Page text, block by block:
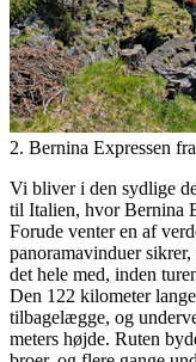
2. Bernina Expressen
Vi bliver i den sydlige
til Italien, hvor Bernina
Forude venter en af
panoramavinduer
det hele med, inden
Den 122 kilometer
tilbagelægge, og
meters højde. Ruten